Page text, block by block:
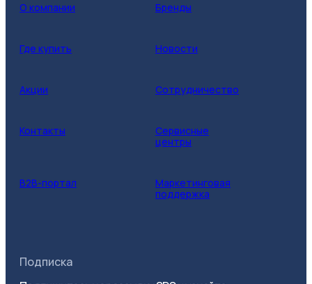
О компании Бренды
Где купить Новости
Акции Сотрудничество
Контакты
Сервисные
центры
B2B-портал
Маркетинговая
поддержка
Подписка